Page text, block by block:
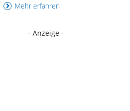
Mehr erfahren
- Anzeige -